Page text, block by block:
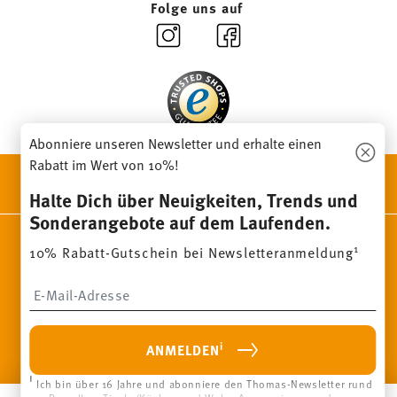
Folge uns auf
ENTDECKE UNSERE MARKEN
Design & Funktionalität für Dein Zuhause
Mit einer Geschichte, die 1814 in
Cookie-Einwilligung ändern
* Alle Preise inkl. MwSt. und
Sie können den Code bei Ihrem nächsten Einkauf direkt im
Gutscheinen/ Rabattaktionen ist nicht möglich. Der Gutschein ist
nicht im Nachhinein verrechenbar. Keine Barauszahlung, Restbetrag
verfällt.
© 2025 Rosenthal GmbH. All rights reserved
Abonniere unseren Newsletter und erhalte einen
Rabatt im Wert von 10%!
Halte Dich über Neuigkeiten, Trends und
Sonderangebote auf dem Laufenden.
10% Rabatt-Gutschein bei Newsletteranmeldung1
ANMELDENi
i Ich bin über 16 Jahre und abonniere den Thomas-Newsletter rund